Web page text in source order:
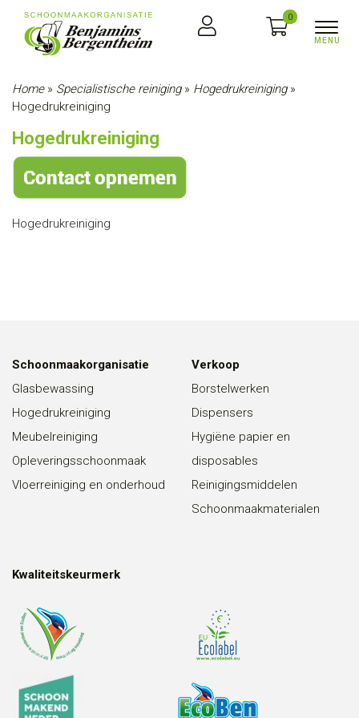
0
Home» Specialistische reiniging» Hogedrukreiniging»
Hogedrukreiniging
Hogedrukreiniging
Hogedrukreiniging
Schoonmaakorganisatie
Glasbewassing
Hogedrukreiniging
Meubelreiniging
Opleveringsschoonmaak
Vloerreiniging en onderhoud
Verkoop
Borstelwerken
Dispensers
Hygiëne papier en
disposables
Reinigingsmiddelen
Schoonmaakmaterialen
Kwaliteitskeurmerk